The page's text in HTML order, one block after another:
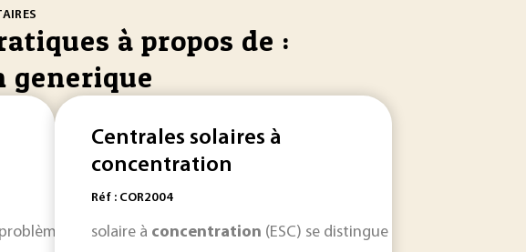
à propos de :
generique
... deconcentrations
de rupture statiques, la prise en compte desconcentrations
Centrales solaires à
concentration
Réf : COR2004
solaire à concentration (ESC) se distingue comme une